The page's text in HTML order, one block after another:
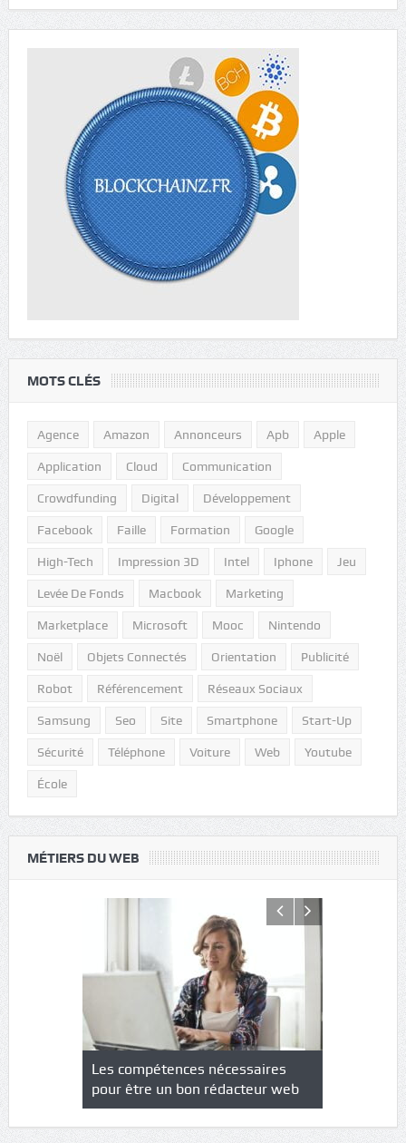
MOTS CLÉS
Agence Amazon Annonceurs Apb Apple
Application Cloud Communication
Crowdfunding Digital Développement
Facebook Faille Formation Google
High-Tech Impression 3D Intel Iphone Jeu
Levée De Fonds Macbook Marketing
Marketplace Microsoft Mooc Nintendo
Noël Objets Connectés Orientation Publicité
Robot Référencement Réseaux Sociaux
Samsung Seo Site Smartphone Start-Up
Sécurité Téléphone Voiture Web Youtube
École
MÉTIERS DU WEB
: un
Les compétences nécessaires
pour être un bon rédacteur web